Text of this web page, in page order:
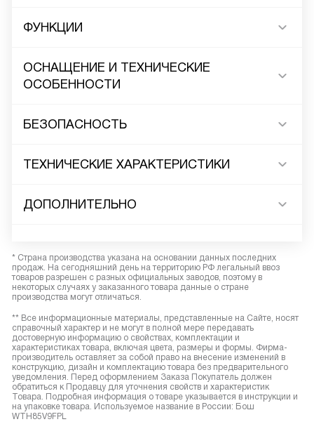
ФУНКЦИИ
ОСНАЩЕНИЕ И ТЕХНИЧЕСКИЕ
ОСОБЕННОСТИ
БЕЗОПАСНОСТЬ
ТЕХНИЧЕСКИЕ ХАРАКТЕРИСТИКИ
ДОПОЛНИТЕЛЬНО
* Страна производства указана на основании данных последних
продаж. На сегодняшний день на территорию РФ легальный ввоз
товаров разрешен с разных официальных заводов, поэтому в
некоторых случаях у заказанного товара данные о стране
производства могут отличаться.
** Все информационные материалы, представленные на Сайте, носят
справочный характер и не могут в полной мере передавать
достоверную информацию о свойствах, комплектации и
характеристиках товара, включая цвета, размеры и формы. Фирма-
производитель оставляет за собой право на внесение изменений в
конструкцию, дизайн и комплектацию товара без предварительного
уведомления. Перед оформлением Заказа Покупатель должен
обратиться к Продавцу для уточнения свойств и характеристик
Товара. Подробная информация о товаре указывается в инструкции и
на упаковке товара. Используемое название в России: Бош
WTH85V9FPL